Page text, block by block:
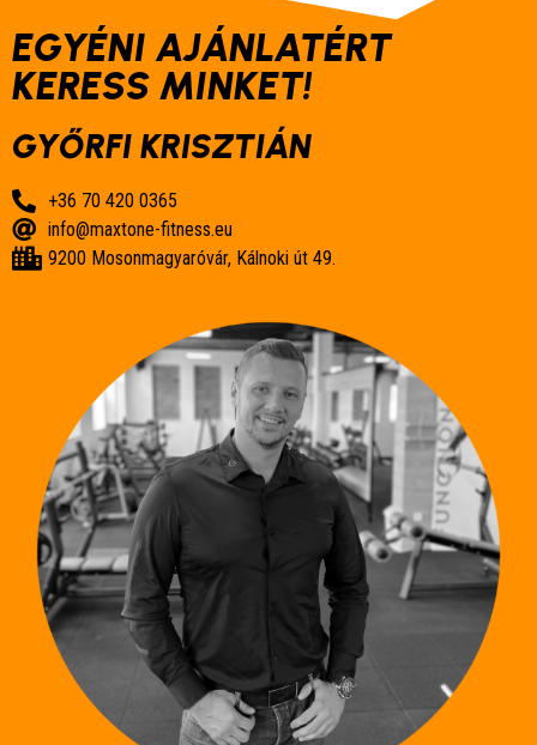
EGYÉNI AJÁNLATÉRT
KERESS MINKET!
GYŐRFI KRISZTIÁN
+36 70 420 0365
info@maxtone-fitness.eu
9200 Mosonmagyaróvár, Kálnoki út 49.